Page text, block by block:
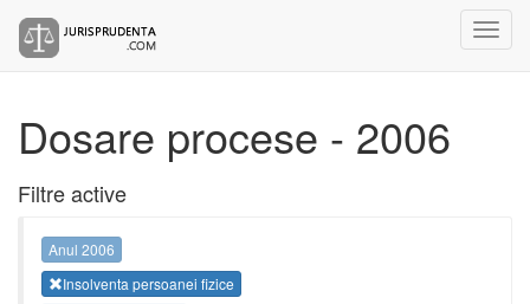
Dosare procese - 2006
Filtre active
Anul 2006
Insolventa persoanei fizice